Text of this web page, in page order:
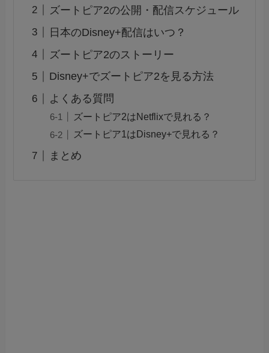
ズートピア2の公開・配信スケジュール
日本のDisney+配信はいつ？
ズートピア2のストーリー
Disney+でズートピア2を見る方法
よくある質問
ズートピア2はNetflixで見れる？
ズートピア1はDisney+で見れる？
まとめ